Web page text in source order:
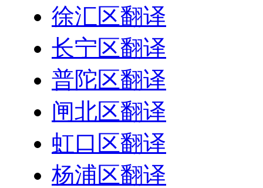
徐汇区翻译
长宁区翻译
普陀区翻译
闸北区翻译
虹口区翻译
杨浦区翻译